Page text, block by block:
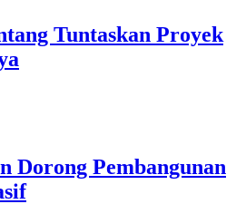
Tuntaskan Proyek
Dorong Pembangunan